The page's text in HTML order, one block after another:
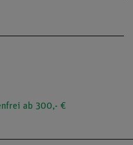
ab 300,- €